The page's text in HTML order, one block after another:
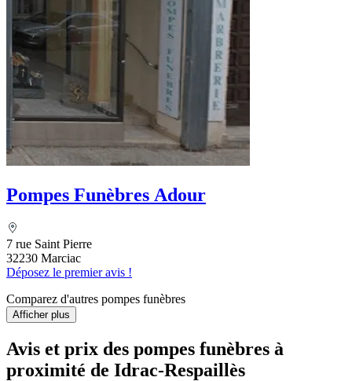
Pompes Funèbres Adour
7 rue Saint Pierre
32230 Marciac
Déposez le premier avis !
Comparez d'autres pompes funèbres
Afficher plus
Avis et prix des pompes funèbres à
proximité de Idrac-Respaillès